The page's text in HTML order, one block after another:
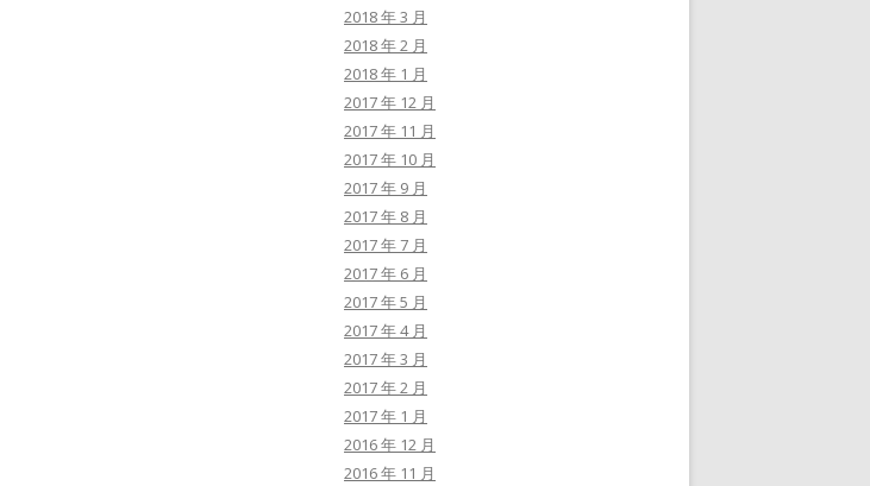
2018 年 3 月
2018 年 2 月
2018 年 1 月
2017 年 12 月
2017 年 11 月
2017 年 10 月
2017 年 9 月
2017 年 8 月
2017 年 7 月
2017 年 6 月
2017 年 5 月
2017 年 4 月
2017 年 3 月
2017 年 2 月
2017 年 1 月
2016 年 12 月
2016 年 11 月